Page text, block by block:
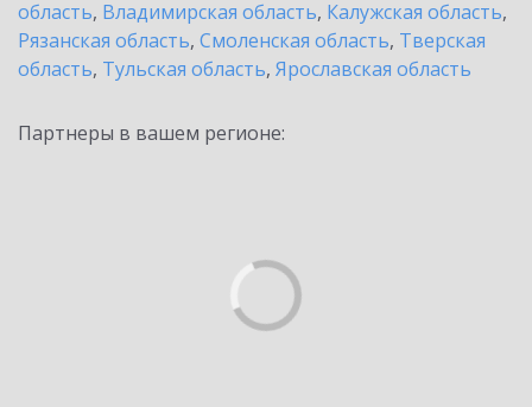
область, Владимирская область, Калужская область,
Рязанская область, Смоленская область, Тверская
область, Тульская область, Ярославская область
Партнеры в вашем регионе: